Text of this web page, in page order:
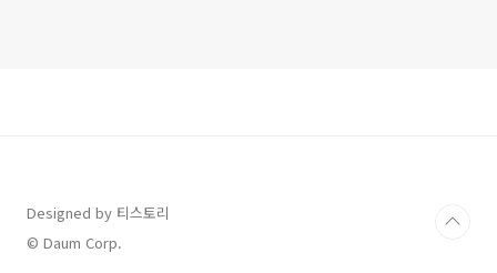
Designed by 티스토리
© Daum Corp.